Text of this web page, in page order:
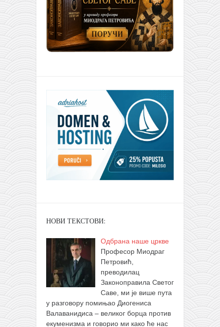
НОВИ ТЕКСТОВИ:
Одбрана наше цркве
Професор Миодраг
Петровић,
преводилац
Законоправила Светог
Саве, ми је више пута
у разговору помињао Диогениса
Валаванидиса – великог борца против
екуменизма и говорио ми како ће нас